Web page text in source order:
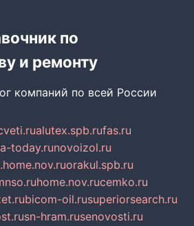
по
и ремонту
компаний по всей России
alutex.spb.rufas.ru
today.runovoizol.ru
orakul.spb.ru
home.nov.rucemko.ru
bicom-oil.rusuperiorsearch.ru
sn-hram.rusenovosti.ru